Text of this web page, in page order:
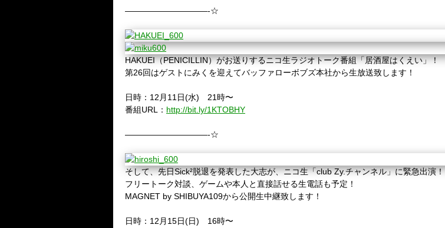
——————————-☆
HAKUEI（PENICILLIN）がお送りするニコ生ラジオトーク番組「居酒屋はくえい」！
第26回はゲストにみくを迎えてバッファローボブズ本社から生放送致します！
日時：12月11日(水) 21時〜
番組URL： http://bit.ly/1KTOBHY
——————————-☆
そして、先日Sick²脱退を発表した大志が、ニコ生「club Zy.チャンネル」に緊急出演！
フリートーク対談、ゲームや本人と直接話せる生電話も予定！
MAGNET by SHIBUYA109から公開生中継致します！
日時：12月15日(日) 16時〜